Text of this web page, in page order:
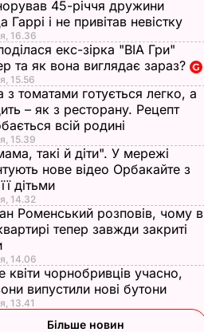
45-річчя дружини
Гаррі і не привітав невістку
16.36
екс-зірка "ВІА Гри"
та як вона виглядає зараз?
15.56
з томатами готується легко, а
– як з ресторану. Рецепт
всій родині
15.39
такі й діти". У мережі
нове відео Орбакайте з
дітьми
14.32
Роменський розповів, чому в
тепер завжди закриті
14.06
квіти чорнобривців учасно,
випустили нові бутони
13.41
Більше новин